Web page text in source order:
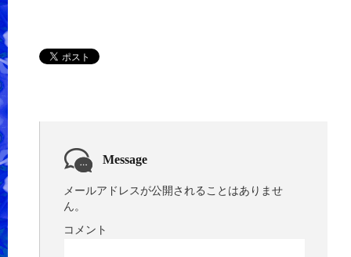
Message
メールアドレスが公開されることはありませ
ん。
コメント